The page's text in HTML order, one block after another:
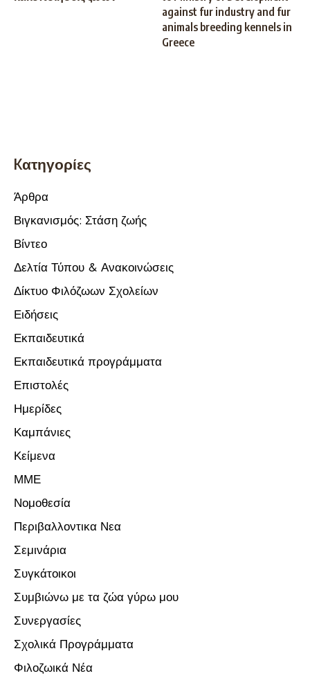
against fur industry and fur
animals breeding kennels in
Greece
Kατηγορίες
Άρθρα
Βιγκανισμός: Στάση ζωής
Βίντεο
Δελτία Τύπου & Ανακοινώσεις
Δίκτυο Φιλόζωων Σχολείων
Ειδήσεις
Εκπαιδευτικά
Εκπαιδευτικά προγράμματα
Επιστολές
Ημερίδες
Καμπάνιες
Κείμενα
ΜΜΕ
Νομοθεσία
Περιβαλλοντικα Νεα
Σεμινάρια
Συγκάτοικοι
Συμβιώνω με τα ζώα γύρω μου
Συνεργασίες
Σχολικά Προγράμματα
Φιλοζωικά Νέα